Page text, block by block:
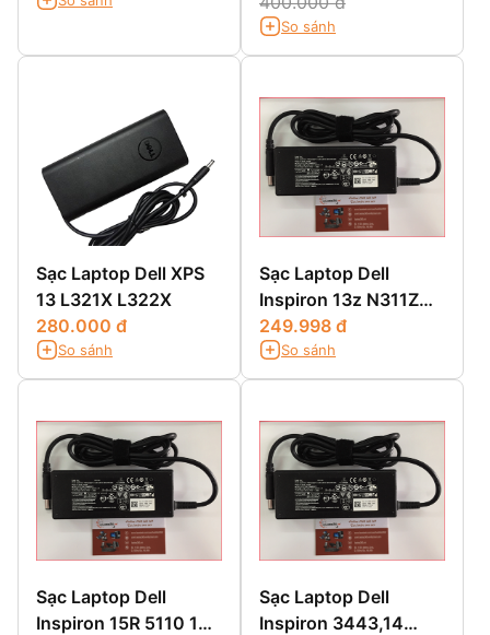
So sánh
Sạc Laptop Dell XPS
13 L321X L322X
280.000 đ
So sánh
Sạc Laptop Dell
Inspiron 13z N311Z
13z 5323 13z N301Z
249.998 đ
So sánh
Sạc Laptop Dell
Inspiron 15R 5110 15R
Sạc Laptop Dell
Inspiron 3443,14